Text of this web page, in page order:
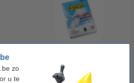
zo
u te
123inkt kopieerpapier 1 pak van
500 vellen A4 - 80 g/m²